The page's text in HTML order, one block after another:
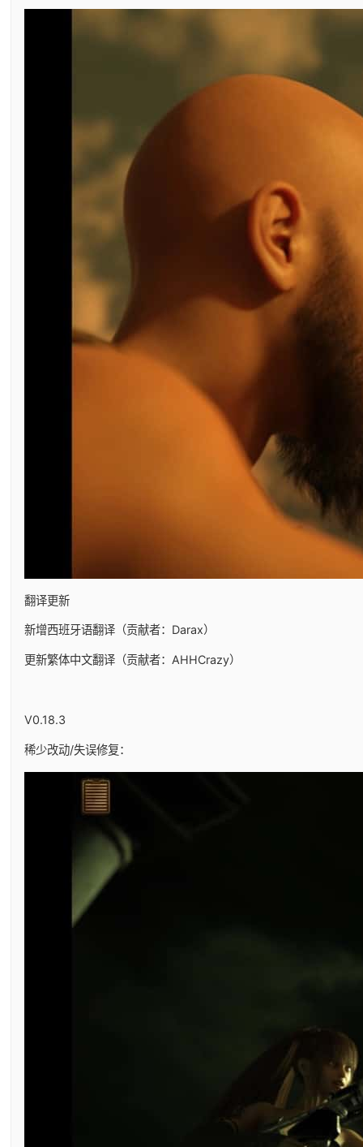
翻译更新
新增西班牙语翻译（贡献者：Darax）
更新繁体中文翻译（贡献者：AHHCrazy）
V0.18.3
稀少改动/失误修复：